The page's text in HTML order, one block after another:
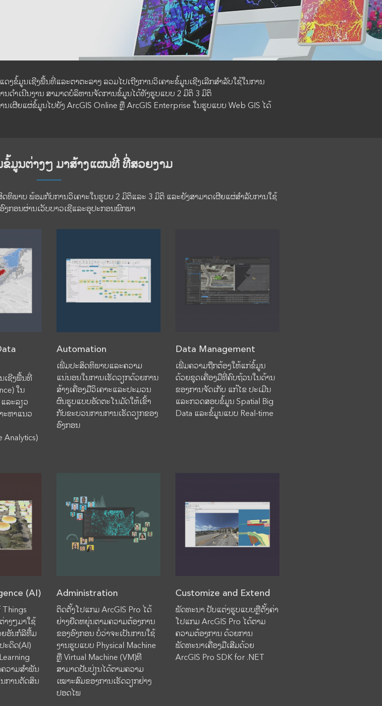
ງຂໍ້ມູນເຊີງພື້ນທີ່ແລະຕາຕະລາງ ລວມໄປເຖີງການວິເຄາະຂໍ້ມູນເຊີງເລີກສຳລັບໃຊ້ໃນການ
ດຳເນີນງານ ສາມາດບໍລິຫານຈັດການຂໍ້ມູນໄດ້ທັງຮູບແບບ 2 ມິຕິ 3 ມິຕິ
ເຜີຍແຜ່ຂໍ້ມູນໄປຍັງ ArcGIS Online ຫຼື ArcGIS Enterprise ໃນຮູບແບບ Web GIS ໄດ້
ມູນຕ່າງໆ ມາສ້າງແຜນທີ່ ທີ່ສວຍງາມ
ພາບ ພ້ອມກັບການວິເຄາະໃນຮູບບ 2 ມິຕິແລະ 3 ມິຕິ ແລະຍັງສາມາດເຜີຍແຜ່ສຳລັບການໃຊ້
ງກອນຜ່ານເວັບບາວເຊີແລະອຸປະກອນພົກພາ
ເຊີງພື້ນທີ່
ໃນ
ລະລຽວ
ະຫາແນວ
Analytics)
Automation
ເພີ່ມປະສິດທິພາບແລະຄວາມ
ແນ່ນອນໃນການເຮັດວຽກດ້ວຍການ
ສ້າງເຄື່ອງມືວິເຄາະແລະປະມວນ
ຜົນຮູບແບບອັດຕະໂນມັດໃຫ້ເຂົ້າ
ກັບຂະບວນການການເຮັດວຽກຂອງ
ອົງກອນ
Data Management
ເພີ່ມຄວາມຖືກຕ້ອງໃຫ້ແກ່ຂໍ້ມູນ
ດ້ວຍຊຸດເຄື່ອງມືທີ່ຄົບຖ້ວນໃນດ້ານ
ຂອງການຈັດເກັບ ແກ້ໄຂ ປະເມີນ
ແລະກວດສອບຂໍ້ມູນ Spatial Big
Data ແລະຂໍ້ມູນແບບ Real-time
(AI)
າງໆມາໃຊ້
ຍອັນກໍລີທື້ມ
ະດິດ(AI)
ວາມສຳພັນ
ການຕັດສິນ
Administration
ຕິດຕັ້ງໂປແກມ ArcGIS Pro ໄດ້
ຢ່າງຍືດຫຍຸ່ນຕາມຄວາມຕ້ອງການ
ຂອງອົງກອນ ບໍ່ວ່າຈະເປັນການໃຊ້
ງານຮູບແບບ Physical Machine
ຫຼື Virtual Machine (VM)ທີ
ສາມາດປັບປ່ຽນໄດ້ຕາມຄວາມ
ເໝາະສົມຂອງການເຮັດວຽກຢ່າງ
ປອດໄພ
Customize and Extend
ພັດທະນາ ປັບແຕ່ງຮູບແບບຫຼືຕັ້ງຄ່າ
ໂປແກມ ArcGIS Pro ໄດ້ຕາມ
ຄວາມຕ້ອງການ ດ້ວຍການ
ພັດທະນາເຄື່ອງມືເສີມດ້ວຍ
ArcGIS Pro SDK for .NET